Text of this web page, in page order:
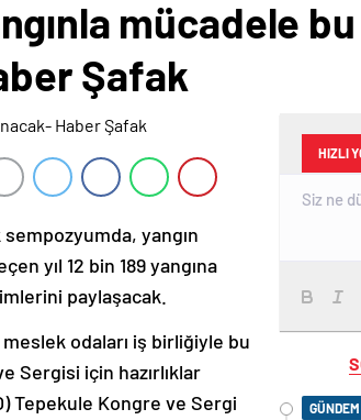
mücadele bu
Şafak
yangın
yıl 12 bin 189 yangına
paylaşacak.
odaları iş birliğiyle bu
Sergisi için hazırlıklar
Tepekule Kongre ve Sergi
HIZLI
GÜNDEM